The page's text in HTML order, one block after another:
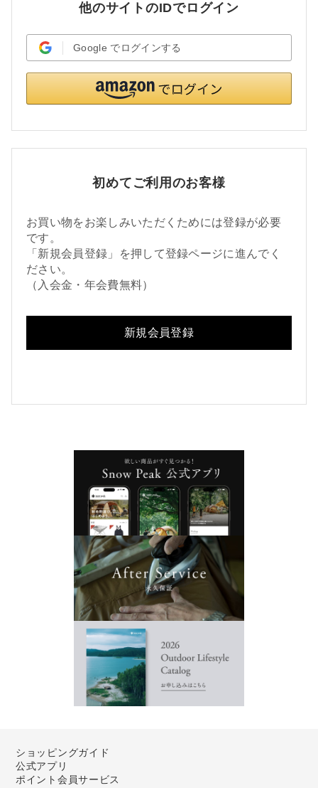
初めてご利用のお客様
お買い物をお楽しみいただくためには登録が必要
です。
「新規会員登録」を押して登録ページに進んでく
ださい。
（入会金・年会費無料）
新規会員登録
他のサイトのIDでログイン
Google でログインする
ショッピングガイド
公式アプリ
ポイント会員サービス